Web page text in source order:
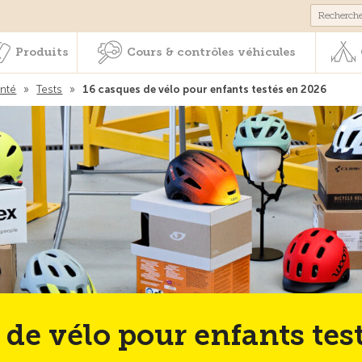
Cours & contrôles
Produits Cours & contrôles véhicules
» Tests » 16 casques de vélo pour enfants testés en 2026
de vélo pour enfants